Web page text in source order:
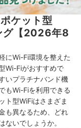
ケット型
グ【2026年8
にWi-Fi環境を整えた
Wi-Fiがおすすめで
いプラチナバンド機
もWi-Fiを利用できる
ト型WiFiはさまざま
も異なるため、どれ
ないでしょうか。